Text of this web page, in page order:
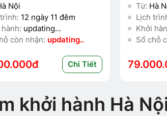
Nội
12 ngày 11 đêm
updating...
còn nhận: updating..
Chi Tiết
Từ: Hà
Lịch
Khởi
Số chỗ
khởi hành Hà